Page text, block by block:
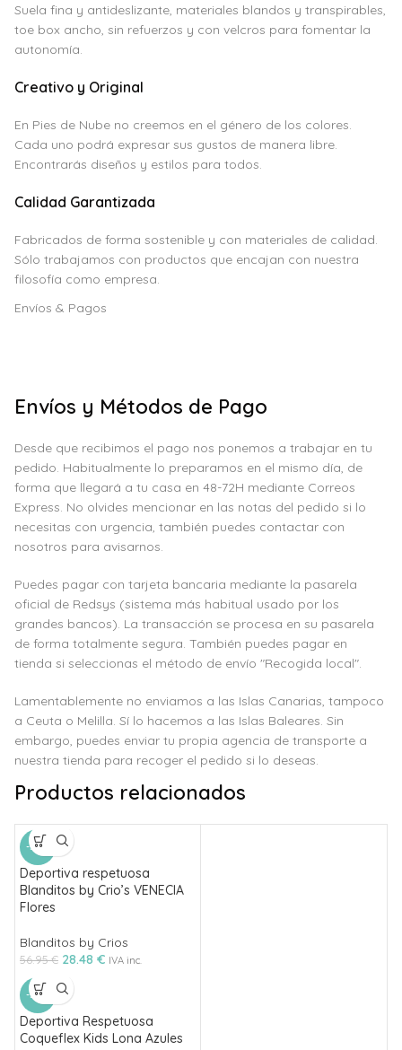
Suela fina y antideslizante, materiales blandos y transpirables,
toe box ancho, sin refuerzos y con velcros para fomentar la
autonomía.
Creativo y Original
En Pies de Nube no creemos en el género de los colores.
Cada uno podrá expresar sus gustos de manera libre.
Encontrarás diseños y estilos para todos.
Calidad Garantizada
Fabricados de forma sostenible y con materiales de calidad.
Sólo trabajamos con productos que encajan con nuestra
filosofía como empresa.
Envíos & Pagos
Envíos y Métodos de Pago
Desde que recibimos el pago nos ponemos a trabajar en tu
pedido. Habitualmente lo preparamos en el mismo día, de
forma que llegará a tu casa en 48-72H mediante Correos
Express. No olvides mencionar en las notas del pedido si lo
necesitas con urgencia, también puedes contactar con
nosotros para avisarnos.
Puedes pagar con tarjeta bancaria mediante la pasarela
oficial de Redsys (sistema más habitual usado por los
grandes bancos). La transacción se procesa en su pasarela
de forma totalmente segura. También puedes pagar en
tienda si seleccionas el método de envío "Recogida local".
Lamentablemente no enviamos a las Islas Canarias, tampoco
a Ceuta o Melilla. Sí lo hacemos a las Islas Baleares. Sin
embargo, puedes enviar tu propia agencia de transporte a
nuestra tienda para recoger el pedido si lo deseas.
Productos relacionados
-50%
Deportiva respetuosa
Blanditos by Crio’s VENECIA
Flores
Blanditos by Crios
56.95€ 28.48 € IVA inc.
-50%
Deportiva Respetuosa
Coqueflex Kids Lona Azules